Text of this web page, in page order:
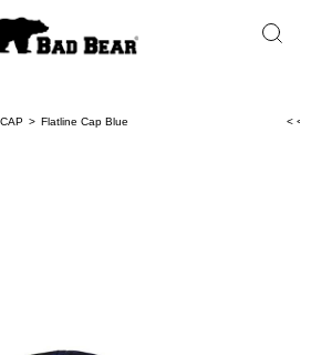
CAP Flatline Cap Blue < <